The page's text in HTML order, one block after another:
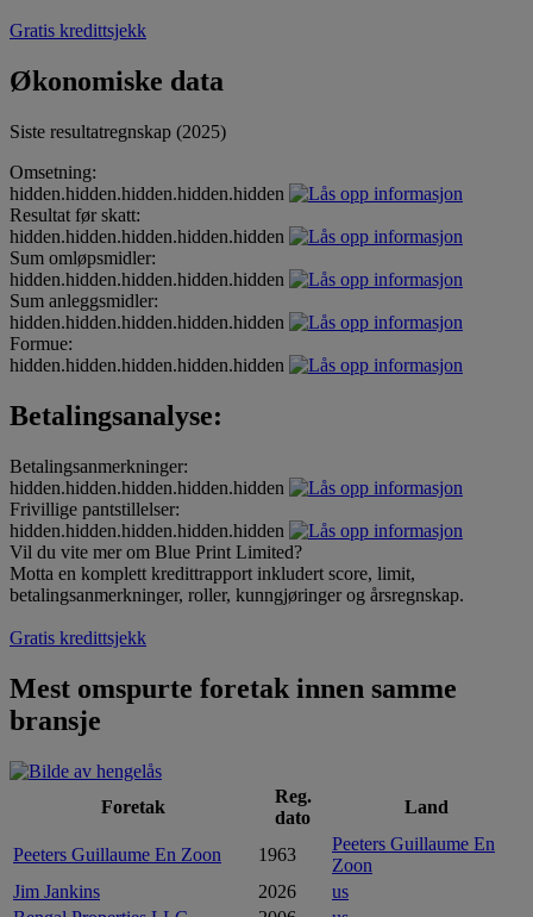
Gratis kredittsjekk
Økonomiske data
Siste resultatregnskap (2025)
Omsetning:
hidden.hidden.hidden.hidden.hidden
Resultat før skatt:
hidden.hidden.hidden.hidden.hidden
Sum omløpsmidler:
hidden.hidden.hidden.hidden.hidden
Sum anleggsmidler:
hidden.hidden.hidden.hidden.hidden
Formue:
hidden.hidden.hidden.hidden.hidden
Betalingsanalyse:
Betalingsanmerkninger:
hidden.hidden.hidden.hidden.hidden
Frivillige pantstillelser:
hidden.hidden.hidden.hidden.hidden
Vil du vite mer om Blue Print Limited?
Motta en komplett kredittrapport inkludert score, limit,
betalingsanmerkninger, roller, kunngjøringer og årsregnskap.
Gratis kredittsjekk
Mest omspurte foretak innen samme
bransje
Foretak
Reg.
dato
Land
Peeters Guillaume En Zoon 1963
Peeters Guillaume En
Zoon
Jim Jankins
2026
us